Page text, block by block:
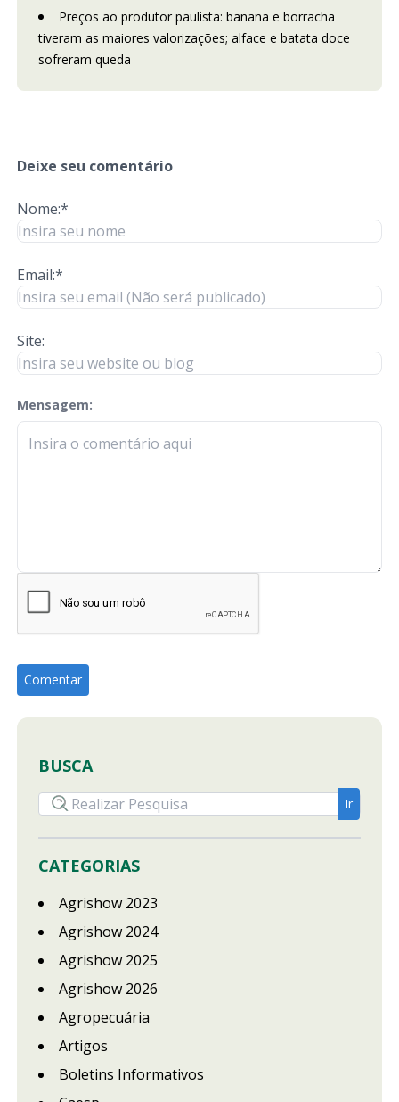
Preços ao produtor paulista: banana e borracha
tiveram as maiores valorizações; alface e batata doce
sofreram queda
Deixe seu comentário
Nome:*
Email:*
Site:
Mensagem:
check-terms
BUSCA
CATEGORIAS
Agrishow 2023
Agrishow 2024
Agrishow 2025
Agrishow 2026
Agropecuária
Artigos
Boletins Informativos